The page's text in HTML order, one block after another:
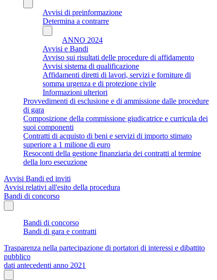
Avvisi di preinformazione
Determina a contrarre
ANNO 2024
Avvisi e Bandi
Avviso sui risultati delle procedure di affidamento
Avvisi sistema di qualificazione
Affidamenti diretti di lavori, servizi e forniture di
somma urgenza e di protezione civile
Informazioni ulteriori
Provvedimenti di esclusione e di ammissione dalle procedure
di gara
Composizione della commissione giudicatrice e curricula dei
suoi componenti
Contratti di acquisto di beni e servizi di importo stimato
superiore a 1 milione di euro
Resoconti della gestione finanziaria dei contratti al termine
della loro esecuzione
Avvisi Bandi ed inviti
Avvisi relativi all'esito della procedura
Bandi di concorso
Bandi di concorso
Bandi di gara e contratti
Trasparenza nella partecipazione di portatori di interessi e dibattito
pubblico
dati antecedenti anno 2021